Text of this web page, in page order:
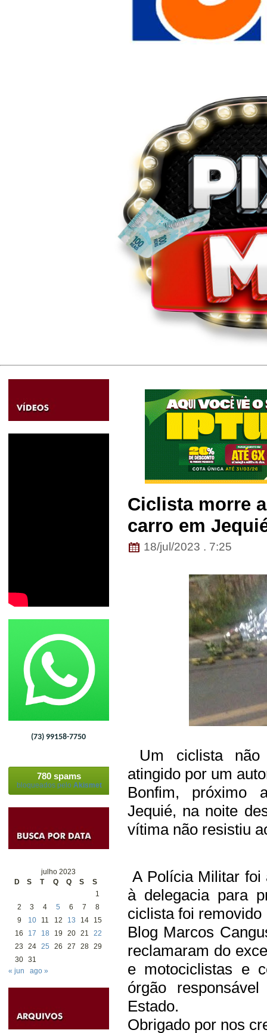
(73) 99158-7750
780 spams
bloqueados pelo Akismet
julho 2023
D
S T Q Q S
S
1
2
3 4 5 6 7
8
9
10 11 12 13 14
15
16
17 18 19 20 21
22
23
24 25 26 27 28 29
30 31
« jun
ago »
Ciclista morre
carro em
18/jul/2023 . 7:25
Um ciclista não
atingido por um
Bonfim, próximo
Jequié, na noite
vítima não resistiu
A Polícia Militar foi
à delegacia para
ciclista foi
Blog Marcos
reclamaram do
e motociclistas e
órgão
Estado.
Obrigado por nos